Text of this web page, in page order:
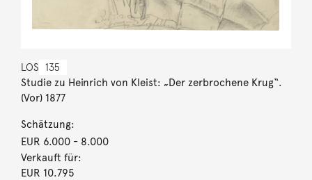
LOS 135
Studie zu Heinrich von Kleist: „Der zerbrochene Krug“.
(Vor) 1877
Schätzung:
EUR 6.000- 8.000
Verkauft für:
EUR 10.795